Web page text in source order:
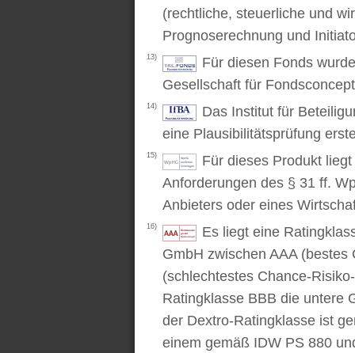
(rechtliche, steuerliche und
Prognoserechnung und
13)
Für diesen Fonds
Gesellschaft für
14)
Das Institut für
eine Plausibilitätsprüfung
15)
Für dieses Produkt
Anforderungen des § 31 ff.
Anbieters oder eines
16)
Es liegt eine
GmbH zwischen AAA
(schlechtestes Chance-
Ratingklasse BBB die untere
der Dextro-Ratingklasse ist
einem gemäß IDW PS 880